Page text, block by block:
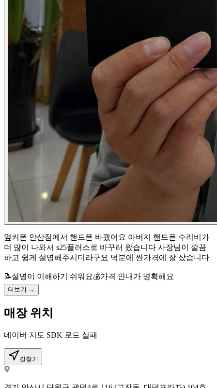
옆커폰 안산점에서 핸드폰 바꿨어요 아버지 핸드폰 수리비가
더 많이 나와서 s25플러스로 바꾸러 왔습니다 사장님이 깔끔
하고 쉽게 설명해주시더라구요 덕분에 싼가격에 잘 샀습니다
📝설명이 이해하기 쉬워요💰가격 안내가 명확해요
더보기 →
매장 위치
네이버 지도 SDK 로드 실패
길찾기